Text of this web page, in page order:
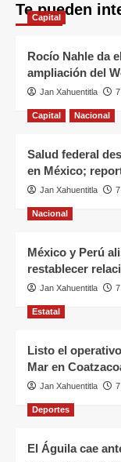
Te pueden
Capital
Rocío Nahle da
ampliación del
Jan Xahuentitla
Capital Nacional
Salud federal
en México;
Jan Xahuentitla
Nacional
México y Perú
restablecer
Jan Xahuentitla
Estatal
Listo el
Mar en
Jan Xahuentitla
Deportes
El Águila cae